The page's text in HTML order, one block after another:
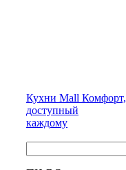
Кухни Mall Комфорт,
доступный
каждому